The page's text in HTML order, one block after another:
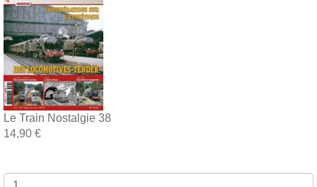
Le Train Nostalgie 38
14,90 €